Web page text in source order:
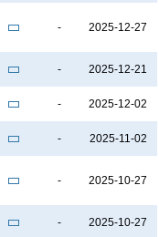
- 2025-12-27
- 2025-12-21
- 2025-12-02
- 2025-11-02
- 2025-10-27
- 2025-10-27